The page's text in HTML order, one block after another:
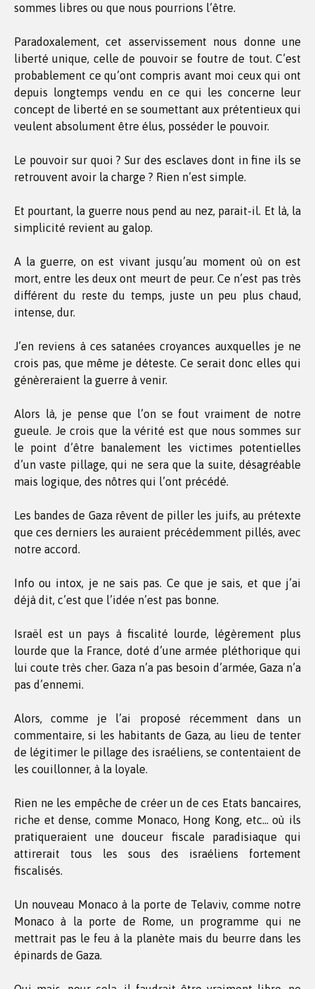
sommes libres ou que nous pourrions l’être.
Paradoxalement, cet asservissement nous donne une
liberté unique, celle de pouvoir se foutre de tout. C’est
probablement ce qu’ont compris avant moi ceux qui ont
depuis longtemps vendu en ce qui les concerne leur
concept de liberté en se soumettant aux prétentieux qui
veulent absolument être élus, posséder le pouvoir.
Le pouvoir sur quoi ? Sur des esclaves dont in fine ils se
retrouvent avoir la charge ? Rien n’est simple.
Et pourtant, la guerre nous pend au nez, parait-il. Et là, la
simplicité revient au galop.
A la guerre, on est vivant jusqu’au moment où on est
mort, entre les deux ont meurt de peur. Ce n’est pas très
différent du reste du temps, juste un peu plus chaud,
intense, dur.
J’en reviens à ces satanées croyances auxquelles je ne
crois pas, que même je déteste. Ce serait donc elles qui
génèreraient la guerre à venir.
Alors là, je pense que l’on se fout vraiment de notre
gueule. Je crois que la vérité est que nous sommes sur
le point d’être banalement les victimes potentielles
d’un vaste pillage, qui ne sera que la suite, désagréable
mais logique, des nôtres qui l’ont précédé.
Les bandes de Gaza rêvent de piller les juifs, au prétexte
que ces derniers les auraient précédemment pillés, avec
notre accord.
Info ou intox, je ne sais pas. Ce que je sais, et que j’ai
déjà dit, c’est que l’idée n’est pas bonne.
Israël est un pays à fiscalité lourde, légèrement plus
lourde que la France, doté d’une armée pléthorique qui
lui coute très cher. Gaza n’a pas besoin d’armée, Gaza n’a
pas d’ennemi.
Alors, comme je l’ai proposé récemment dans un
commentaire, si les habitants de Gaza, au lieu de tenter
de légitimer le pillage des israéliens, se contentaient de
les couillonner, à la loyale.
Rien ne les empêche de créer un de ces Etats bancaires,
riche et dense, comme Monaco, Hong Kong, etc… où ils
pratiqueraient une douceur fiscale paradisiaque qui
attirerait tous les sous des israéliens fortement
fiscalisés.
Un nouveau Monaco à la porte de Telaviv, comme notre
Monaco à la porte de Rome, un programme qui ne
mettrait pas le feu à la planète mais du beurre dans les
épinards de Gaza.